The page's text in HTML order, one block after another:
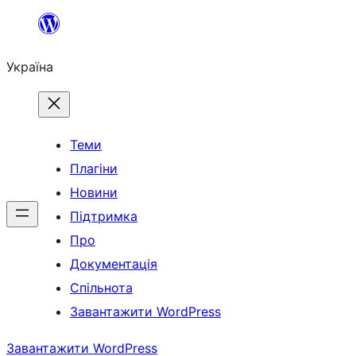
Перейти
вмісту
Україна
Теми
Плагіни
Новини
Підтримка
Про
Документація
Спільнота
Завантажити WordPress
Завантажити WordPress